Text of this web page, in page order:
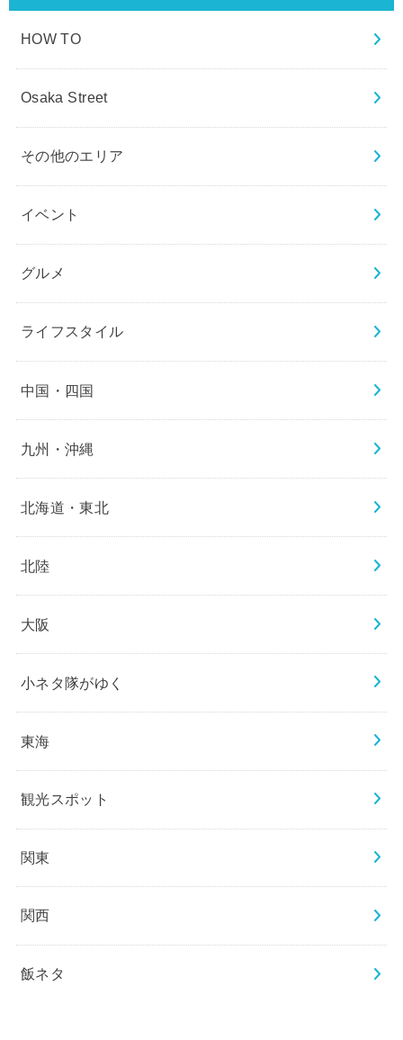
HOW TO
Osaka Street
その他のエリア
イベント
グルメ
ライフスタイル
中国・四国
九州・沖縄
北海道・東北
北陸
大阪
小ネタ隊がゆく
東海
観光スポット
関東
関西
飯ネタ